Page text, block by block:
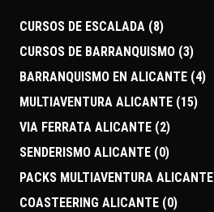
CURSOS DE ESCALADA (8)
CURSOS DE BARRANQUISMO (3)
BARRANQUISMO EN ALICANTE (4)
MULTIAVENTURA ALICANTE (15)
VIA FERRATA ALICANTE (2)
SENDERISMO ALICANTE (0)
PACKS MULTIAVENTURA ALICANTE
COASTEERING ALICANTE (0)